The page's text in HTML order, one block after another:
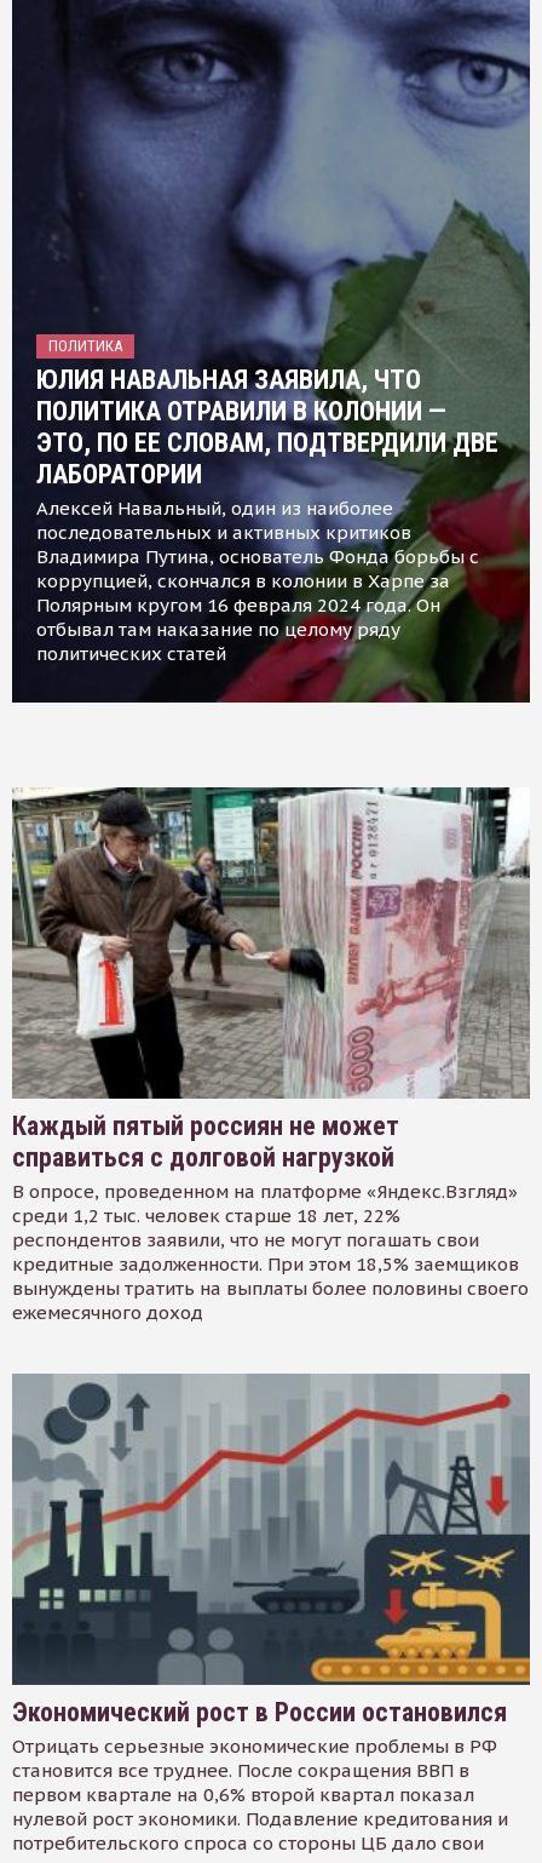
ПОЛИТИКА
ЮЛИЯ НАВАЛЬНАЯ ЗАЯВИЛА, ЧТО
ПОЛИТИКА ОТРАВИЛИ В КОЛОНИИ —
ЭТО, ПО ЕЕ СЛОВАМ, ПОДТВЕРДИЛИ ДВЕ
ЛАБОРАТОРИИ
Алексей Навальный, один из наиболее
последовательных и активных критиков
Владимира Путина, основатель Фонда борьбы с
коррупцией, скончался в колонии в Харпе за
Полярным кругом 16 февраля 2024 года. Он
отбывал там наказание по целому ряду
политических статей
Каждый пятый россиян не может
справиться с долговой нагрузкой
В опросе, проведенном на платформе «Яндекс.Взгляд»
среди 1,2 тыс. человек старше 18 лет, 22%
респондентов заявили, что не могут погашать свои
кредитные задолженности. При этом 18,5% заемщиков
вынуждены тратить на выплаты более половины своего
ежемесячного доход
Экономический рост в России остановился
Отрицать серьезные экономические проблемы в РФ
становится все труднее. После сокращения ВВП в
первом квартале на 0,6% второй квартал показал
нулевой рост экономики. Подавление кредитования и
потребительского спроса со стороны ЦБ дало свои